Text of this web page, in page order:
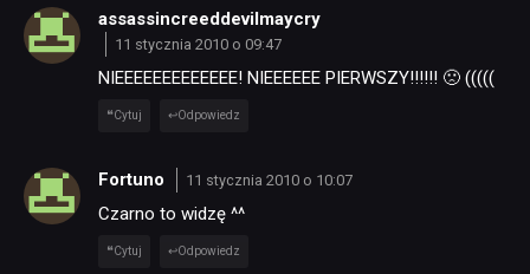
NEWSY
RECENZJE
PUBLICYSTYKA
assassincreeddevilmaycry
11 stycznia 2010 o 09:47
NIEEEEEEEEEEEEE! NIEEEEEE PIERWSZY!!!!!! 🙁 (((((
Cytuj Odpowiedz
Fortuno 11 stycznia 2010 o 10:07
Czarno to widzę ^^
Cytuj Odpowiedz